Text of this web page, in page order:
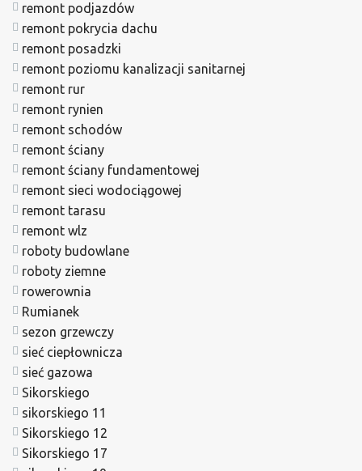
remont podjazdów
remont pokrycia dachu
remont posadzki
remont poziomu kanalizacji sanitarnej
remont rur
remont rynien
remont schodów
remont ściany
remont ściany fundamentowej
remont sieci wodociągowej
remont tarasu
remont wlz
roboty budowlane
roboty ziemne
rowerownia
Rumianek
sezon grzewczy
sieć ciepłownicza
sieć gazowa
Sikorskiego
sikorskiego 11
Sikorskiego 12
Sikorskiego 17